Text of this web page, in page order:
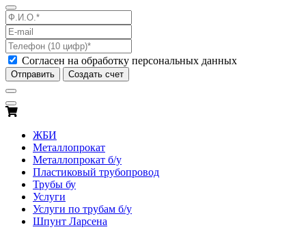
Согласен на обработку персональных данных
Отправить Создать счет
ЖБИ
Металлопрокат
Металлопрокат б/у
Пластиковый трубопровод
Трубы бу
Услуги
Услуги по трубам б/у
Шпунт Ларсена